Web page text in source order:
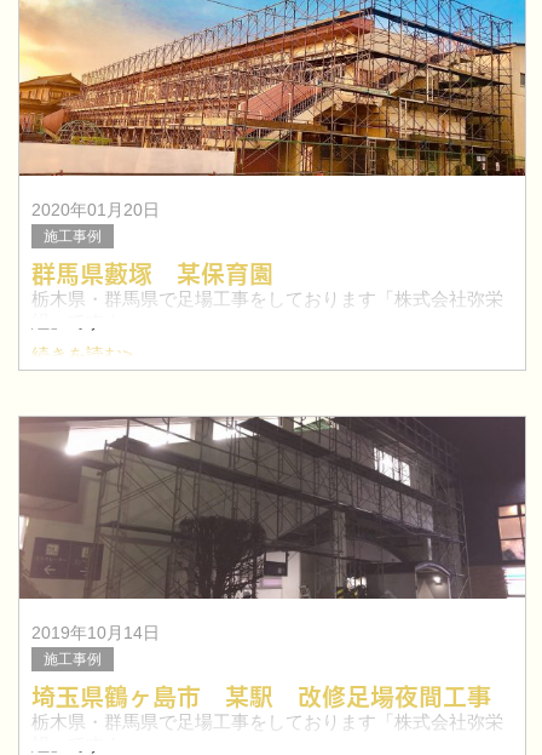
太田市を中心に群馬県で鳶職人を目指したい方！求人特集
はこちらへ≫
2020年01月20日
施工事例
群馬県藪塚 某保育園
栃木県・群馬県で足場工事をしております「株式会社弥栄
今回は、群馬県太田市藪塚町にて保育園の足場工事を行い
太田市を中心に群馬県で鳶職人を目指したい方！求人特集
はこちらへ≫
続きを読む>
2019年10月14日
施工事例
埼玉県鶴ヶ島市 某駅 改修足場夜間工事
栃木県・群馬県で足場工事をしております「株式会社弥栄